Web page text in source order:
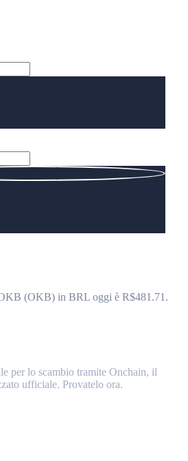
(OKB) in BRL oggi è R$481.71.
per lo scambio tramite Onchain, il
ufficiale. Provatelo ora.